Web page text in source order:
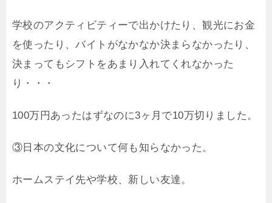
学校のアクティビティーで出かけたり、観光にお金
を使ったり、バイトがなかなか決まらなかったり、
決まってもシフトをあまり入れてくれなかった
り・・・
100万円あったはずなのに3ヶ月で10万切りました。
③日本の文化について何も知らなかった。
ホームステイ先や学校、新しい友達。